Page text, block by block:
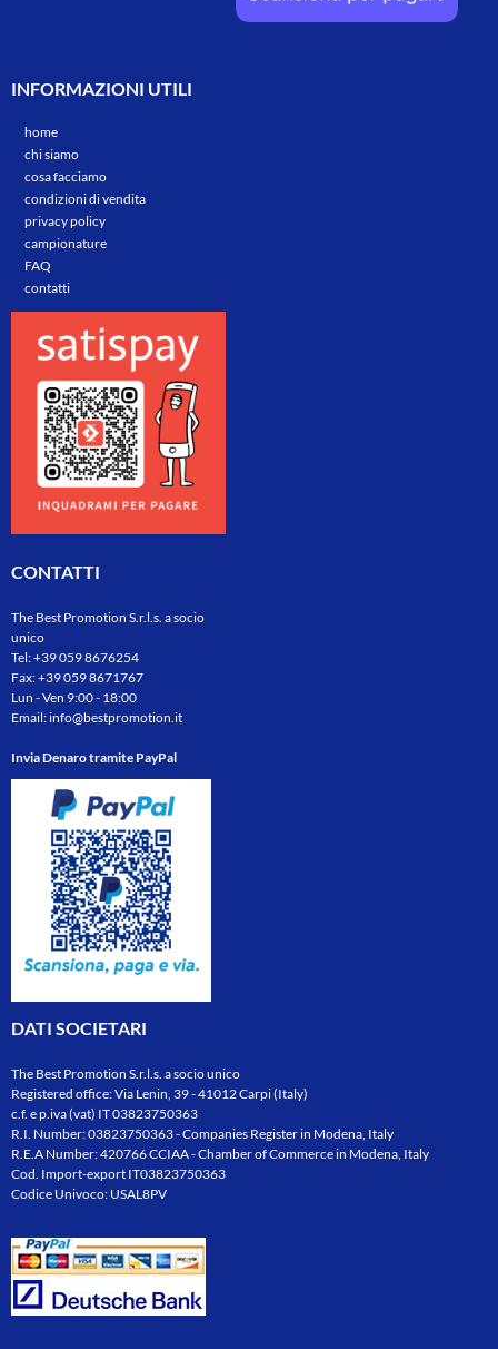
INFORMAZIONI UTILI
home
chi siamo
cosa facciamo
condizioni di vendita
privacy policy
campionature
FAQ
contatti
CONTATTI
The Best Promotion S.r.l.s. a socio
unico
Tel:+39 059 8676254
Fax: +39 059 8671767
Lun - Ven 9:00 - 18:00
Email:info@bestpromotion.it
Invia Denaro tramite PayPal
DATI SOCIETARI
The Best Promotion S.r.l.s. a socio unico
Registered office: Via Lenin, 39 - 41012 Carpi (Italy)
c.f. e p.iva (vat) IT 03823750363
R.I. Number: 03823750363 - Companies Register in Modena, Italy
R.E.A Number: 420766 CCIAA - Chamber of Commerce in Modena, Italy
Cod. Import-export IT03823750363
Codice Univoco: USAL8PV